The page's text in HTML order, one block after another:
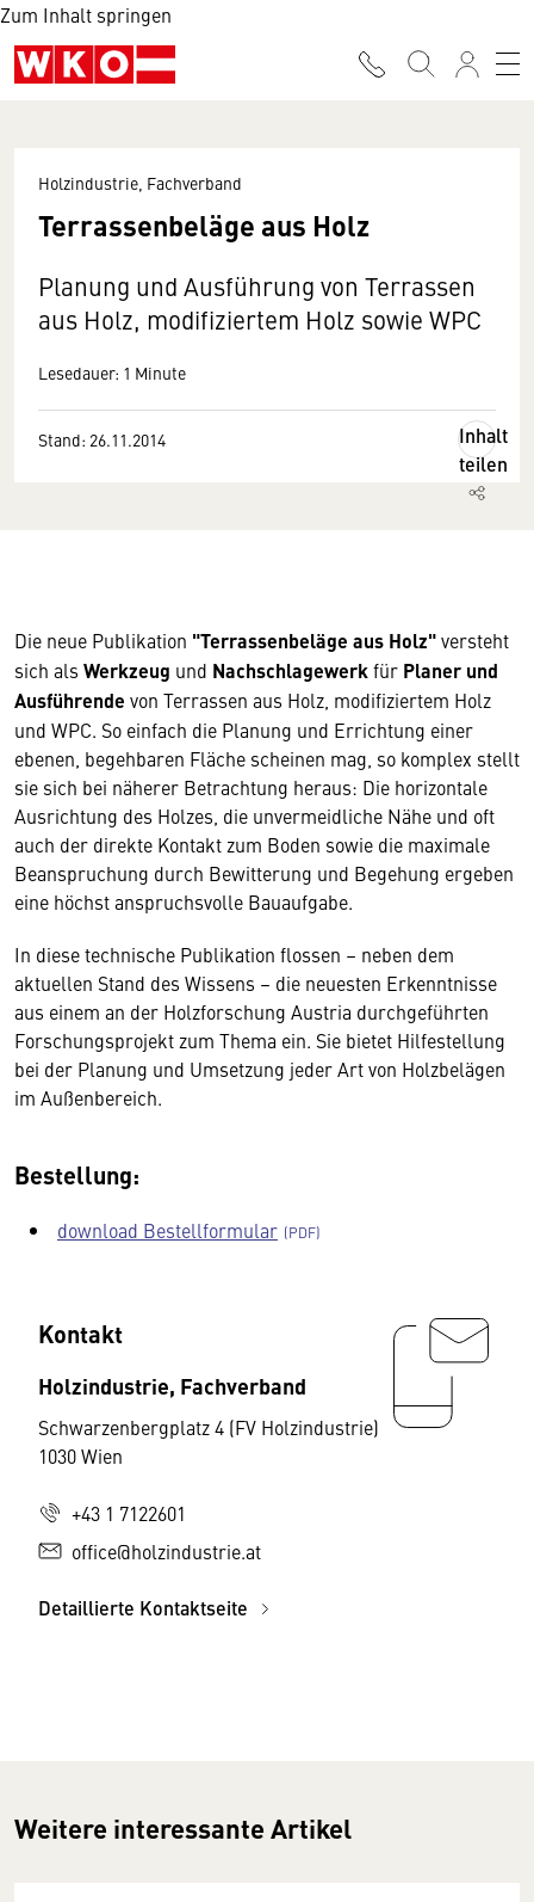
Zum Inhalt springen
Holzindustrie, Fachverband
Terrassenbeläge aus Holz
Planung und Ausführung von Terrassen
aus Holz, modifiziertem Holz sowie WPC
Lesedauer: 1 Minute
Stand: 26.11.2014
Inhalt
teilen
Die neue Publikation "Terrassenbeläge aus Holz"versteht
sich als Werkzeug und Nachschlagewerkfür Planer und
Ausführende von Terrassen aus Holz, modifiziertem Holz
und WPC. So einfach die Planung und Errichtung einer
ebenen, begehbaren Fläche scheinen mag, so komplex stellt
sie sich bei näherer Betrachtung heraus: Die horizontale
Ausrichtung des Holzes, die unvermeidliche Nähe und oft
auch der direkte Kontakt zum Boden sowie die maximale
Beanspruchung durch Bewitterung und Begehung ergeben
eine höchst anspruchsvolle Bauaufgabe.
In diese technische Publikation flossen – neben dem
aktuellen Stand des Wissens – die neuesten Erkenntnisse
aus einem an der Holzforschung Austria durchgeführten
Forschungsprojekt zum Thema ein. Sie bietet Hilfestellung
bei der Planung und Umsetzung jeder Art von Holzbelägen
im Außenbereich.
Bestellung:
download Bestellformular
Kontakt
Holzindustrie, Fachverband
Schwarzenbergplatz 4 (FV Holzindustrie)
1030 Wien
+43 1 7122601
office@holzindustrie.at
Detaillierte Kontaktseite
Weitere interessante Artikel